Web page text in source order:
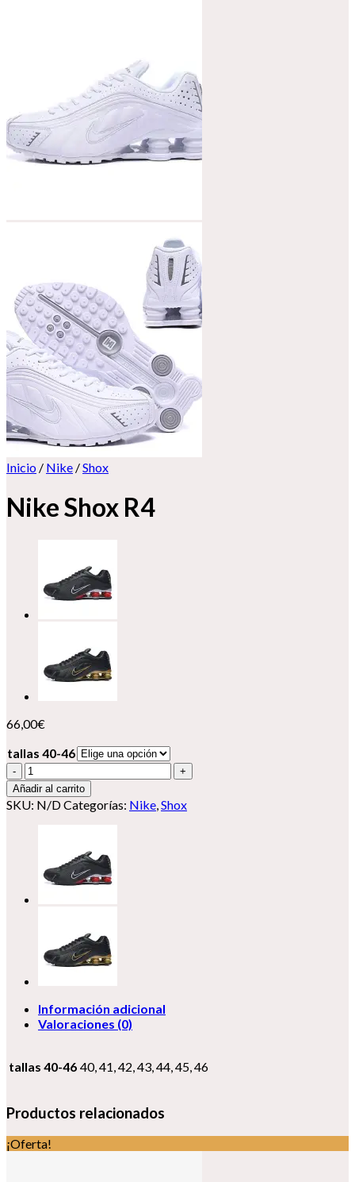
Inicio / Nike /Shox
Nike Shox R4
66,00€
tallas 40-46
Nike
Shox
R4
cantidad
Añadir al carrito
SKU: N/DCategorías: Nike,Shox
Información adicional
Valoraciones (0)
tallas 40-46 40, 41, 42, 43, 44, 45, 46
Productos relacionados
¡Oferta!